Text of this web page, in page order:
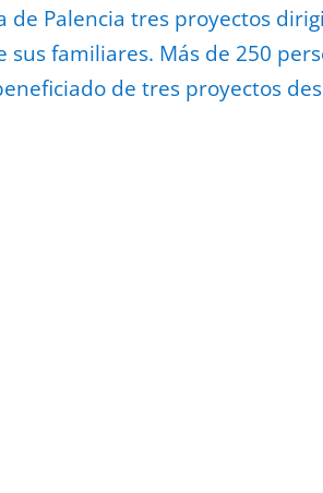
Palencia tres proyectos
familiares. Más de 250
de tres proyectos